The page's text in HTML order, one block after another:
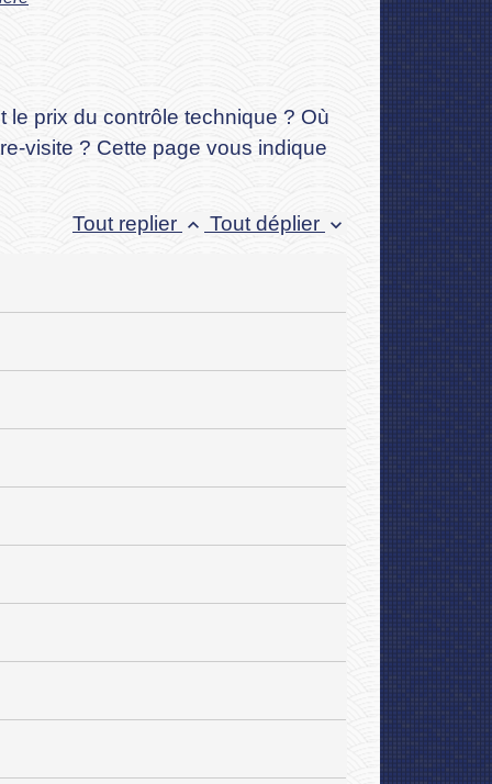
le prix du contrôle technique ? Où
visite ? Cette page vous indique
Tout replier keyboard_arrow_up Tout déplier keyboard_arrow_down